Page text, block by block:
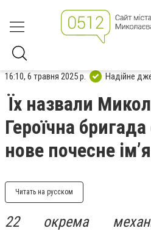
16:10, 6 травня 2025 р. Надійне
Їх назвали
Героїчна
нове почесне ім’я
Читать на русском
22 окрема